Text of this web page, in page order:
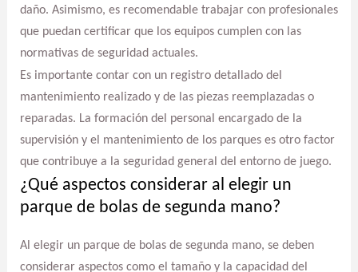
daño. Asimismo, es recomendable trabajar con profesionales
que puedan certificar que los equipos cumplen con las
normativas de seguridad actuales.
Es importante contar con un registro detallado del
mantenimiento realizado y de las piezas reemplazadas o
reparadas. La formación del personal encargado de la
supervisión y el mantenimiento de los parques es otro factor
que contribuye a la seguridad general del entorno de juego.
¿Qué aspectos considerar al elegir un
parque de bolas de segunda mano?
Al elegir un parque de bolas de segunda mano, se deben
considerar aspectos como el tamaño y la capacidad del